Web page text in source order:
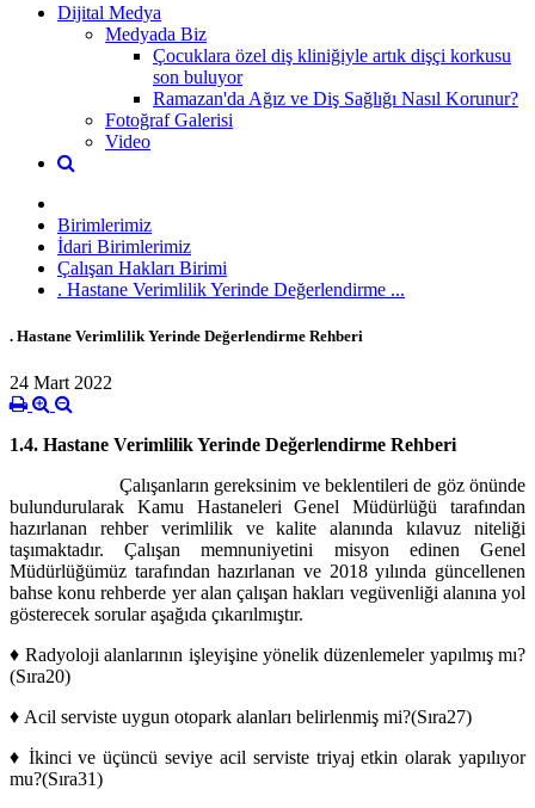
Dijital Medya
Medyada Biz
Çocuklara özel diş kliniğiyle artık dişçi korkusu
son buluyor
Ramazan'da Ağız ve Diş Sağlığı Nasıl Korunur?
Fotoğraf Galerisi
Video
Birimlerimiz
İdari Birimlerimiz
Çalışan Hakları Birimi
. Hastane Verimlilik Yerinde Değerlendirme ...
. Hastane Verimlilik Yerinde Değerlendirme Rehberi
24 Mart 2022
1.4. Hastane Verimlilik Yerinde Değerlendirme Rehberi
Çalışanların gereksinim ve beklentileri de göz önünde
bulundurularak Kamu Hastaneleri Genel Müdürlüğü tarafından
hazırlanan rehber verimlilik ve kalite alanında kılavuz niteliği
taşımaktadır. Çalışan memnuniyetini misyon edinen Genel
Müdürlüğümüz tarafından hazırlanan ve 2018 yılında güncellenen
bahse konu rehberde yer alan çalışan hakları vegüvenliği alanına yol
gösterecek sorular aşağıda çıkarılmıştır.
♦ Radyoloji alanlarının işleyişine yönelik düzenlemeler yapılmış mı?
(Sıra20)
♦ Acil serviste uygun otopark alanları belirlenmiş mi?(Sıra27)
♦ İkinci ve üçüncü seviye acil serviste triyaj etkin olarak yapılıyor
mu?(Sıra31)